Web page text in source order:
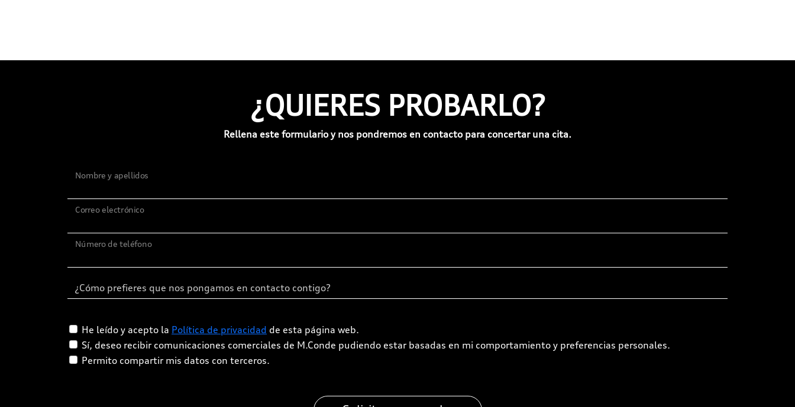
¿QUIERES PROBARLO?
Rellena este formulario y nos pondremos en contacto para concertar una cita.
Nombre y apellidos
Correo electrónico
Número de teléfono
He leído y acepto la Política de privacidad de esta página web.
Sí, deseo recibir comunicaciones comerciales de M.Conde pudiendo estar basadas en mi comportamiento y preferencias personales.
Permito compartir mis datos con terceros.